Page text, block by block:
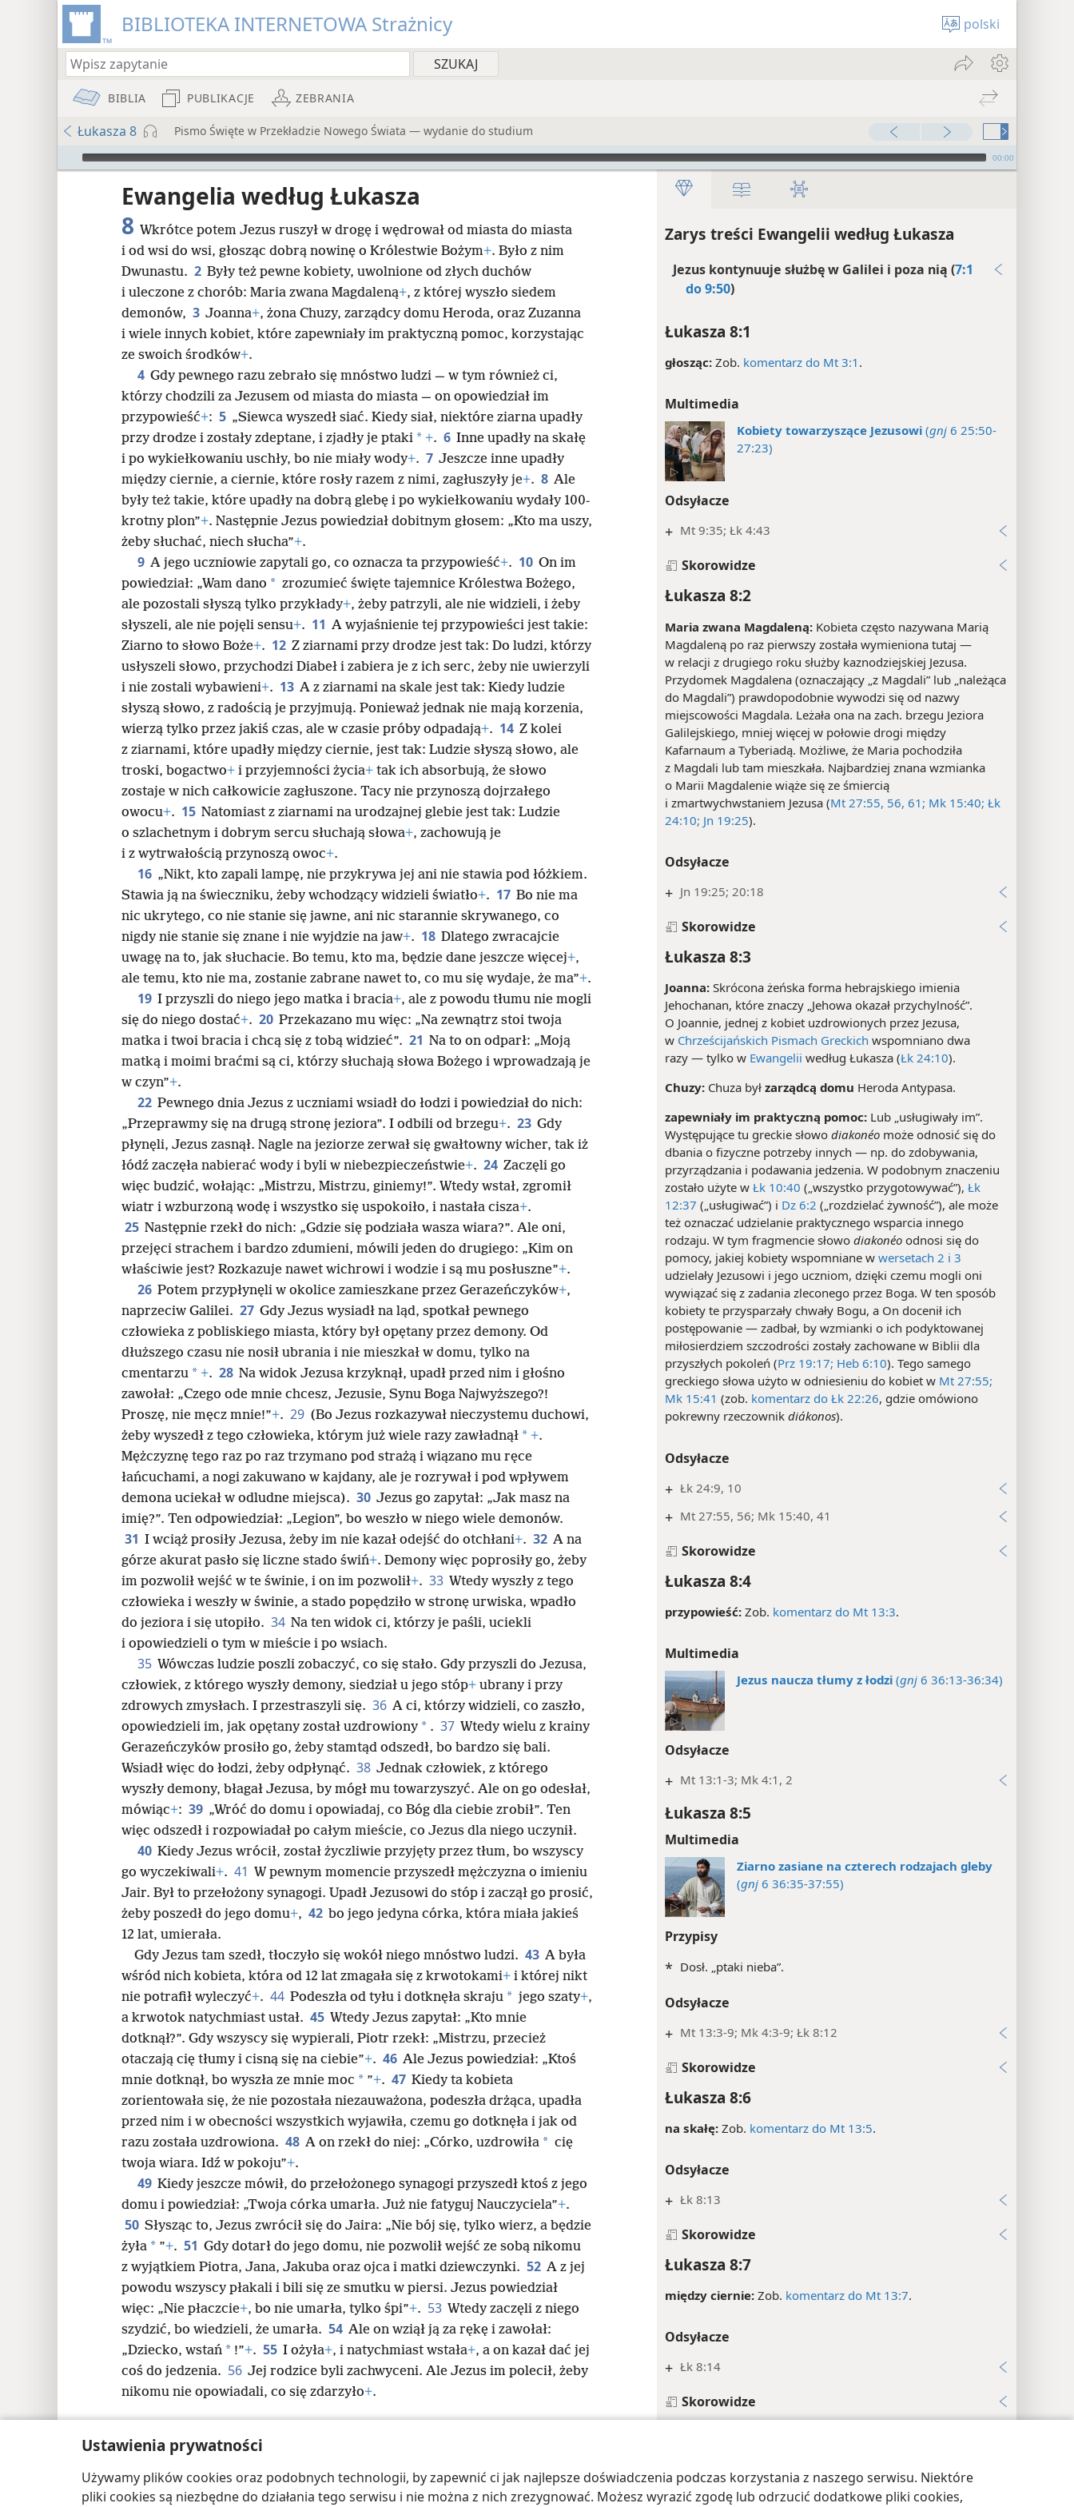
Ustawienia prywatności
Używamy plików cookies oraz podobnych technologii, by zapewnić ci jak najlepsze doświadczenia podczas korzystania z naszego serwisu. Niektóre
pliki cookies są niezbędne do działania tego serwisu i nie można z nich zrezygnować. Możesz wyrazić zgodę lub odrzucić dodatkowe pliki cookies,
BIBLIOTEKA INTERNETOWA Strażnicy polski
BIBLIA PUBLIKACJE ZEBRANIA
Łukasza 8 Pismo Święte w Przekładzie Nowego Świata — wydanie do studium
Audio Player 00:00
Zarys treści Ewangelii według Łukasza
Jezus kontynuuje służbę w Galilei i poza nią (7:1
do 9:50)
Łukasza 8:1
głosząc: Zob. komentarz do Mt 3:1 .
Multimedia
Kobiety towarzyszące Jezusowi (gnj 6 25:50-
27:23)
Odsyłacze
+ Mt 9:35; Łk 4:43
Skorowidze
Łukasza 8:2
Maria zwana Magdaleną: Kobieta często nazywana Marią
Magdaleną po raz pierwszy została wymieniona tutaj —
w relacji z drugiego roku służby kaznodziejskiej Jezusa.
Przydomek Magdalena (oznaczający „z Magdali” lub „należąca
do Magdali”) prawdopodobnie wywodzi się od nazwy
miejscowości Magdala. Leżała ona na zach. brzegu Jeziora
Galilejskiego, mniej więcej w połowie drogi między
Kafarnaum a Tyberiadą. Możliwe, że Maria pochodziła
z Magdali lub tam mieszkała. Najbardziej znana wzmianka
o Marii Magdalenie wiąże się ze śmiercią
i zmartwychwstaniem Jezusa (Mt 27:55, 56, 61; Mk 15:40; Łk
24:10; Jn 19:25).
Odsyłacze
+ Jn 19:25; 20:18
Skorowidze
Łukasza 8:3
Joanna: Skrócona żeńska forma hebrajskiego imienia
Jehochanan, które znaczy „Jehowa okazał przychylność”.
O Joannie, jednej z kobiet uzdrowionych przez Jezusa,
w Chrześcijańskich Pismach Greckich wspomniano dwa
razy — tylko w Ewangelii według Łukasza (Łk 24:10).
Chuzy: Chuza był zarządcą domu Heroda Antypasa.
zapewniały im praktyczną pomoc: Lub „usługiwały im”.
Występujące tu greckie słowo diakonéo może odnosić się do
dbania o fizyczne potrzeby innych — np. do zdobywania,
przyrządzania i podawania jedzenia. W podobnym znaczeniu
zostało użyte w Łk 10:40 („wszystko przygotowywać”), Łk
12:37 („usługiwać”) i Dz 6:2 („rozdzielać żywność”), ale może
też oznaczać udzielanie praktycznego wsparcia innego
rodzaju. W tym fragmencie słowo diakonéo odnosi się do
pomocy, jakiej kobiety wspomniane w wersetach 2 i 3
udzielały Jezusowi i jego uczniom, dzięki czemu mogli oni
wywiązać się z zadania zleconego przez Boga. W ten sposób
kobiety te przysparzały chwały Bogu, a On docenił ich
postępowanie — zadbał, by wzmianki o ich podyktowanej
miłosierdziem szczodrości zostały zachowane w Biblii dla
przyszłych pokoleń (Prz 19:17; Heb 6:10). Tego samego
greckiego słowa użyto w odniesieniu do kobiet w Mt 27:55;
Mk 15:41 (zob. komentarz do Łk 22:26, gdzie omówiono
pokrewny rzeczownik diákonos).
Odsyłacze
+ Łk 24:9, 10
+ Mt 27:55, 56; Mk 15:40, 41
Skorowidze
Łukasza 8:4
przypowieść: Zob. komentarz do Mt 13:3.
Multimedia
Jezus naucza tłumy z łodzi (gnj 6 36:13-36:34)
Odsyłacze
+ Mt 13:1-3; Mk 4:1, 2
Łukasza 8:5
Multimedia
Ziarno zasiane na czterech rodzajach gleby
(gnj 6 36:35-37:55)
Przypisy
* Dosł. „ptaki nieba”.
Odsyłacze
+ Mt 13:3-9; Mk 4:3-9; Łk 8:12
Skorowidze
Łukasza 8:6
na skałę: Zob. komentarz do Mt 13:5.
Odsyłacze
+ Łk 8:13
Skorowidze
Łukasza 8:7
między ciernie: Zob. komentarz do Mt 13:7.
Odsyłacze
+ Łk 8:14
Skorowidze
+ Łk 8:15
Ewangelia według Łukasza
8 Wkrótce potem Jezus ruszył w drogę i wędrował od miasta do miasta
i od wsi do wsi, głosząc dobrą nowinę o Królestwie Bożym+. Było z nim
Dwunastu. 2 Były też pewne kobiety, uwolnione od złych duchów
i uleczone z chorób: Maria zwana Magdaleną+, z której wyszło siedem
demonów, 3 Joanna+, żona Chuzy, zarządcy domu Heroda, oraz Zuzanna
i wiele innych kobiet, które zapewniały im praktyczną pomoc, korzystając
ze swoich środków+.
4 Gdy pewnego razu zebrało się mnóstwo ludzi — w tym również ci,
którzy chodzili za Jezusem od miasta do miasta — on opowiedział im
przypowieść+: 5 „Siewca wyszedł siać. Kiedy siał, niektóre ziarna upadły
przy drodze i zostały zdeptane, i zjadły je ptaki * +. 6 Inne upadły na skałę
i po wykiełkowaniu uschły, bo nie miały wody+. 7 Jeszcze inne upadły
między ciernie, a ciernie, które rosły razem z nimi, zagłuszyły je+. 8 Ale
były też takie, które upadły na dobrą glebę i po wykiełkowaniu wydały 100-
krotny plon”+. Następnie Jezus powiedział dobitnym głosem: „Kto ma uszy,
żeby słuchać, niech słucha”+.
9 A jego uczniowie zapytali go, co oznacza ta przypowieść+. 10 On im
powiedział: „Wam dano * zrozumieć święte tajemnice Królestwa Bożego,
ale pozostali słyszą tylko przykłady+, żeby patrzyli, ale nie widzieli, i żeby
słyszeli, ale nie pojęli sensu+. 11 A wyjaśnienie tej przypowieści jest takie:
Ziarno to słowo Boże+. 12 Z ziarnami przy drodze jest tak: Do ludzi, którzy
usłyszeli słowo, przychodzi Diabeł i zabiera je z ich serc, żeby nie uwierzyli
i nie zostali wybawieni+. 13 A z ziarnami na skale jest tak: Kiedy ludzie
słyszą słowo, z radością je przyjmują. Ponieważ jednak nie mają korzenia,
wierzą tylko przez jakiś czas, ale w czasie próby odpadają+. 14 Z kolei
z ziarnami, które upadły między ciernie, jest tak: Ludzie słyszą słowo, ale
troski, bogactwo+ i przyjemności życia+ tak ich absorbują, że słowo
zostaje w nich całkowicie zagłuszone. Tacy nie przynoszą dojrzałego
owocu+. 15 Natomiast z ziarnami na urodzajnej glebie jest tak: Ludzie
o szlachetnym i dobrym sercu słuchają słowa+, zachowują je
i z wytrwałością przynoszą owoc+.
16 „Nikt, kto zapali lampę, nie przykrywa jej ani nie stawia pod łóżkiem.
Stawia ją na świeczniku, żeby wchodzący widzieli światło+. 17 Bo nie ma
nic ukrytego, co nie stanie się jawne, ani nic starannie skrywanego, co
nigdy nie stanie się znane i nie wyjdzie na jaw+. 18 Dlatego zwracajcie
uwagę na to, jak słuchacie. Bo temu, kto ma, będzie dane jeszcze więcej+,
ale temu, kto nie ma, zostanie zabrane nawet to, co mu się wydaje, że ma”+.
19 I przyszli do niego jego matka i bracia+, ale z powodu tłumu nie mogli
się do niego dostać+. 20 Przekazano mu więc: „Na zewnątrz stoi twoja
matka i twoi bracia i chcą się z tobą widzieć”. 21 Na to on odparł: „Moją
matką i moimi braćmi są ci, którzy słuchają słowa Bożego i wprowadzają je
w czyn”+.
22 Pewnego dnia Jezus z uczniami wsiadł do łodzi i powiedział do nich:
„Przeprawmy się na drugą stronę jeziora”. I odbili od brzegu+. 23 Gdy
płynęli, Jezus zasnął. Nagle na jeziorze zerwał się gwałtowny wicher, tak iż
łódź zaczęła nabierać wody i byli w niebezpieczeństwie+. 24 Zaczęli go
więc budzić, wołając: „Mistrzu, Mistrzu, giniemy!”. Wtedy wstał, zgromił
wiatr i wzburzoną wodę i wszystko się uspokoiło, i nastała cisza+.
25 Następnie rzekł do nich: „Gdzie się podziała wasza wiara?”. Ale oni,
przejęci strachem i bardzo zdumieni, mówili jeden do drugiego: „Kim on
właściwie jest? Rozkazuje nawet wichrowi i wodzie i są mu posłuszne”+.
26 Potem przypłynęli w okolice zamieszkane przez Gerazeńczyków+,
naprzeciw Galilei. 27 Gdy Jezus wysiadł na ląd, spotkał pewnego
człowieka z pobliskiego miasta, który był opętany przez demony. Od
dłuższego czasu nie nosił ubrania i nie mieszkał w domu, tylko na
cmentarzu * +. 28 Na widok Jezusa krzyknął, upadł przed nim i głośno
zawołał: „Czego ode mnie chcesz, Jezusie, Synu Boga Najwyższego?!
Proszę, nie męcz mnie!”+. 29 (Bo Jezus rozkazywał nieczystemu duchowi,
żeby wyszedł z tego człowieka, którym już wiele razy zawładnął * +.
Mężczyznę tego raz po raz trzymano pod strażą i wiązano mu ręce
łańcuchami, a nogi zakuwano w kajdany, ale je rozrywał i pod wpływem
demona uciekał w odludne miejsca). 30 Jezus go zapytał: „Jak masz na
imię?”. Ten odpowiedział: „Legion”, bo weszło w niego wiele demonów.
31 I wciąż prosiły Jezusa, żeby im nie kazał odejść do otchłani+. 32 A na
górze akurat pasło się liczne stado świń+. Demony więc poprosiły go, żeby
im pozwolił wejść w te świnie, i on im pozwolił+. 33 Wtedy wyszły z tego
człowieka i weszły w świnie, a stado popędziło w stronę urwiska, wpadło
do jeziora i się utopiło. 34 Na ten widok ci, którzy je paśli, uciekli
i opowiedzieli o tym w mieście i po wsiach.
35 Wówczas ludzie poszli zobaczyć, co się stało. Gdy przyszli do Jezusa,
człowiek, z którego wyszły demony, siedział u jego stóp+ ubrany i przy
zdrowych zmysłach. I przestraszyli się. 36 A ci, którzy widzieli, co zaszło,
opowiedzieli im, jak opętany został uzdrowiony * . 37 Wtedy wielu z krainy
Gerazeńczyków prosiło go, żeby stamtąd odszedł, bo bardzo się bali.
Wsiadł więc do łodzi, żeby odpłynąć. 38 Jednak człowiek, z którego
wyszły demony, błagał Jezusa, by mógł mu towarzyszyć. Ale on go odesłał,
mówiąc+: 39 „Wróć do domu i opowiadaj, co Bóg dla ciebie zrobił”. Ten
więc odszedł i rozpowiadał po całym mieście, co Jezus dla niego uczynił.
40 Kiedy Jezus wrócił, został życzliwie przyjęty przez tłum, bo wszyscy
go wyczekiwali+. 41 W pewnym momencie przyszedł mężczyzna o imieniu
Jair. Był to przełożony synagogi. Upadł Jezusowi do stóp i zaczął go prosić,
żeby poszedł do jego domu+, 42 bo jego jedyna córka, która miała jakieś
12 lat, umierała.
Gdy Jezus tam szedł, tłoczyło się wokół niego mnóstwo ludzi. 43 A była
wśród nich kobieta, która od 12 lat zmagała się z krwotokami+ i której nikt
nie potrafił wyleczyć+. 44 Podeszła od tyłu i dotknęła skraju * jego szaty+,
a krwotok natychmiast ustał. 45 Wtedy Jezus zapytał: „Kto mnie
dotknął?”. Gdy wszyscy się wypierali, Piotr rzekł: „Mistrzu, przecież
otaczają cię tłumy i cisną się na ciebie”+. 46 Ale Jezus powiedział: „Ktoś
mnie dotknął, bo wyszła ze mnie moc * ”+. 47 Kiedy ta kobieta
zorientowała się, że nie pozostała niezauważona, podeszła drżąca, upadła
przed nim i w obecności wszystkich wyjawiła, czemu go dotknęła i jak od
razu została uzdrowiona. 48 A on rzekł do niej: „Córko, uzdrowiła * cię
twoja wiara. Idź w pokoju”+.
49 Kiedy jeszcze mówił, do przełożonego synagogi przyszedł ktoś z jego
domu i powiedział: „Twoja córka umarła. Już nie fatyguj Nauczyciela”+.
50 Słysząc to, Jezus zwrócił się do Jaira: „Nie bój się, tylko wierz, a będzie
żyła * ”+. 51 Gdy dotarł do jego domu, nie pozwolił wejść ze sobą nikomu
z wyjątkiem Piotra, Jana, Jakuba oraz ojca i matki dziewczynki. 52 A z jej
powodu wszyscy płakali i bili się ze smutku w piersi. Jezus powiedział
więc: „Nie płaczcie+, bo nie umarła, tylko śpi”+. 53 Wtedy zaczęli z niego
szydzić, bo wiedzieli, że umarła. 54 Ale on wziął ją za rękę i zawołał:
„Dziecko, wstań * !”+. 55 I ożyła+, i natychmiast wstała+, a on kazał dać jej
coś do jedzenia. 56 Jej rodzice byli zachwyceni. Ale Jezus im polecił, żeby
nikomu nie opowiadali, co się zdarzyło+.
Copyright © 2026 Watch Tower Bible and Tract Society of Pennsylvania Warunki użytkowania Polityka prywatności Ustawienia prywatności JW.ORG Zaloguj